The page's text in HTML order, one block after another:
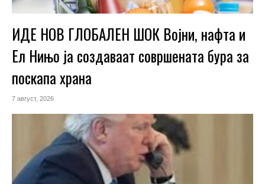
ИДЕ НОВ ГЛОБАЛЕН ШОК Војни, нафта и
Ел Нињо ја создаваат совршената бура за
поскапа храна
7 август, 2026